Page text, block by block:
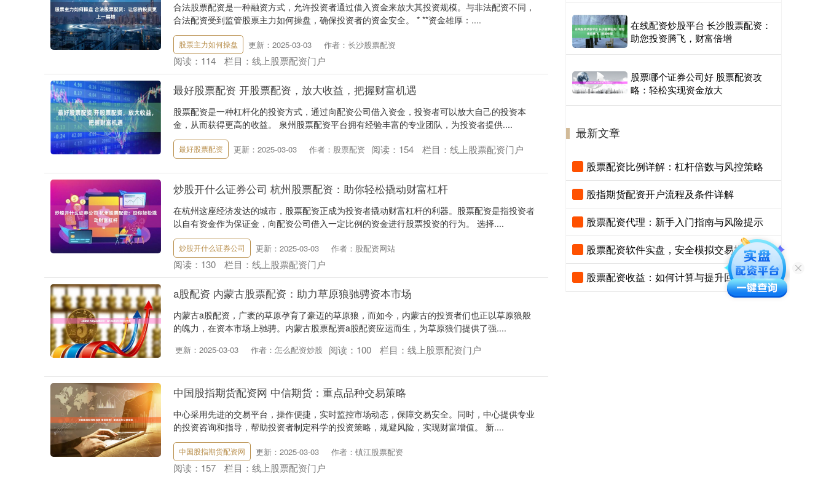
合法股票配资是一种融资方式，允许投资者通过借入资金来放大其投资规模。与非法配资不同，
合法配资受到监管股票主力如何操盘，确保投资者的资金安全。 * **资金雄厚：....
股票主力如何操盘 更新：2025-03-03 作者：长沙股票配资
阅读： 114 栏目： 线上股票配资门户
最好股票配资 开股票配资，放大收益，把握财富机遇
股票配资是一种杠杆化的投资方式，通过向配资公司借入资金，投资者可以放大自己的投资本
金，从而获得更高的收益。 泉州股票配资平台拥有经验丰富的专业团队，为投资者提供....
最好股票配资 更新：2025-03-03 作者：股票配资 阅读： 154 栏目： 线上股票配资门户
炒股开什么证券公司 杭州股票配资：助你轻松撬动财富杠杆
在杭州这座经济发达的城市，股票配资正成为投资者撬动财富杠杆的利器。股票配资是指投资者
以自有资金作为保证金，向配资公司借入一定比例的资金进行股票投资的行为。 选择....
炒股开什么证券公司 更新：2025-03-03 作者：股配资网站
阅读： 130 栏目： 线上股票配资门户
a股配资 内蒙古股票配资：助力草原狼驰骋资本市场
内蒙古a股配资，广袤的草原孕育了豪迈的草原狼，而如今，内蒙古的投资者们也正以草原狼般
的魄力，在资本市场上驰骋。内蒙古股票配资a股配资应运而生，为草原狼们提供了强....
更新：2025-03-03 作者：怎么配资炒股 阅读： 100 栏目： 线上股票配资门户
中国股指期货配资网 中信期货：重点品种交易策略
中心采用先进的交易平台，操作便捷，实时监控市场动态，保障交易安全。同时，中心提供专业
的投资咨询和指导，帮助投资者制定科学的投资策略，规避风险，实现财富增值。 新....
中国股指期货配资网 更新：2025-03-03 作者：镇江股票配资
阅读： 157 栏目： 线上股票配资门户
在线配资炒股平台 长沙股票配资：
助您投资腾飞，财富倍增
股票哪个证券公司好 股票配资攻
略：轻松实现资金放大
最新文章
股票配资比例详解：杠杆倍数与风控策略
股指期货配资开户流程及条件详解
股票配资代理：新手入门指南与风险提示
股票配资软件实盘，安全模拟交易推荐
股票配资收益：如何计算与提升回报率